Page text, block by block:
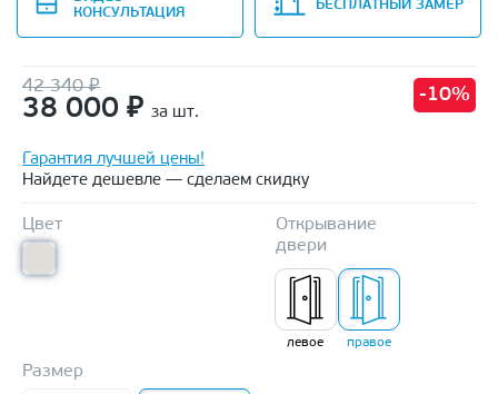
КОНСУЛЬТАЦИЯ
БЕСПЛАТНЫЙ ЗАМЕР
42 340 ₽
38 000 ₽ за шт.
-10%
Гарантия лучшей цены!
Найдете дешевле — сделаем скидку
Цвет
Открывание
двери
левое правое
Размер